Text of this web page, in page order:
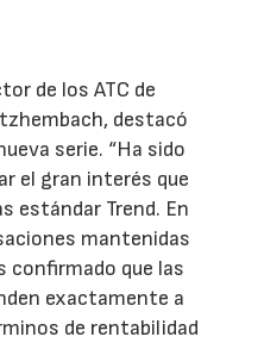
de los ATC de
destacó
serie. “Ha sido
el gran interés que
estándar Trend. En
mantenidas
confirmado que las
exactamente a
de rentabilidad